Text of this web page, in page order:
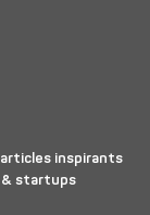
inspirants
& startups